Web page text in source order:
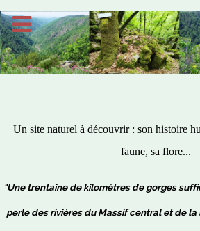
Un site naturel à découvrir : son histoire
faune, sa flore...
"Une trentaine de kilomètres de gorges
perle des rivières du Massif central et de